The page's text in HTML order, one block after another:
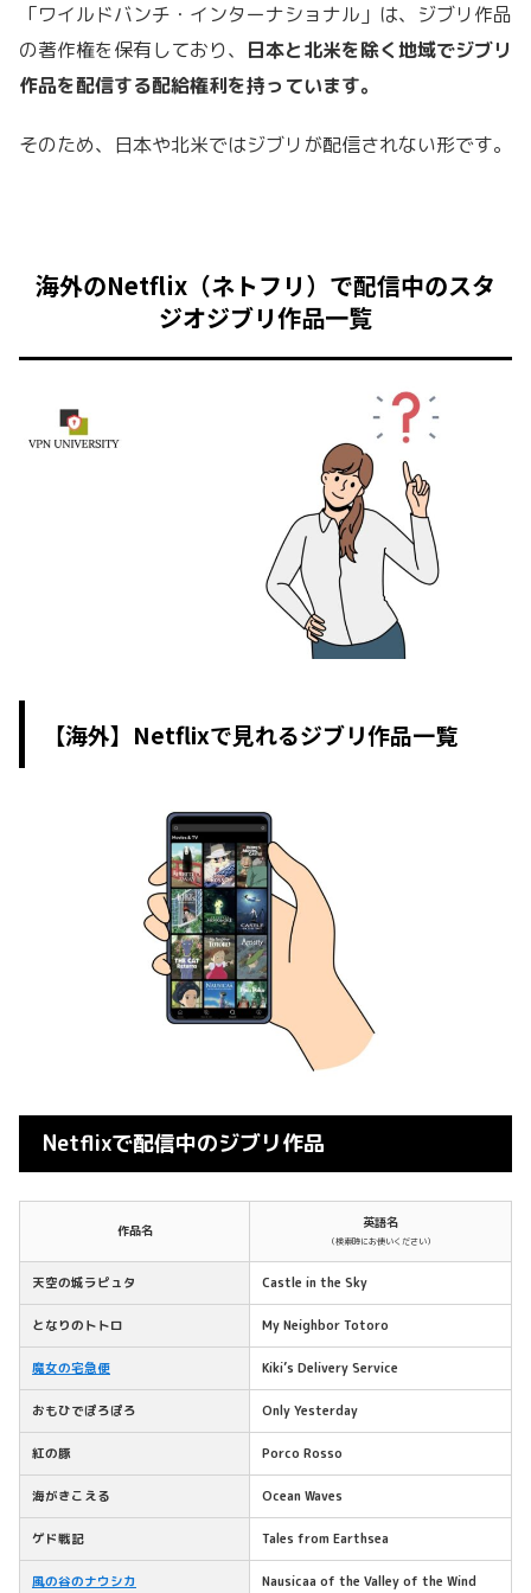
「ワイルドバンチ・インターナショナル」は、 ジブリ作品
の著作権を保有しており、 日本と北米を除く地域でジブリ
作品を配信する配給権利を持っています。
そのため、日本や北米ではジブリが配信されない形です。
海外のNetflix（ネトフリ）で配信中のスタ
ジオジブリ作品一覧
【海外】Netflixで見れるジブリ作品一覧
Netflixで配信中のジブリ作品
作品名 英語名
（検索時にお使いください）
天空の城ラピュタ Castle in the Sky
となりのトトロ My Neighbor Totoro
魔女の宅急便 Kiki’s Delivery Service
おもひでぽろぽろ Only Yesterday
紅の豚 Porco Rosso
海がきこえる Ocean Waves
ゲド戦記 Tales from Earthsea
風の谷のナウシカ Nausicaa of the Valley of the Wind